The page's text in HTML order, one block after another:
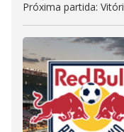
Próxima partida: